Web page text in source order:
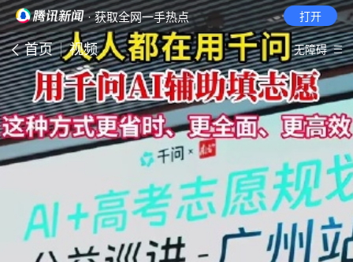
· 获取全网一手热点 打开
首页 视频 无障碍